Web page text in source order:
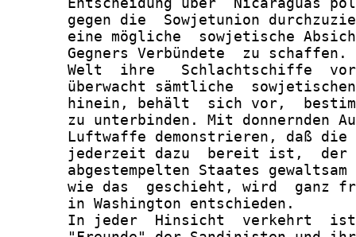
gegen die  Sowjetunion
eine mögliche  sowjetische
Gegners Verbündete  zu
Welt  ihre   Schlachtschiffe
überwacht sämtliche
hinein, behält  sich vor,
zu unterbinden. Mit donnernden
Luftwaffe demonstrieren, daß
jederzeit dazu  bereit ist,
abgestempelten Staates
wie das  geschieht, wird  ganz
       in Washington entschieden.
In jeder  Hinsicht  verkehrt